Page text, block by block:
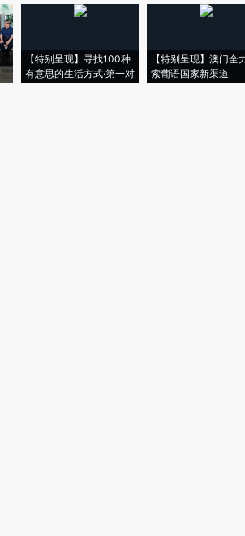
【特别呈现】寻找100种
有意思的生活方式·第一对
【特别呈现】澳门全
索葡语国家新渠道